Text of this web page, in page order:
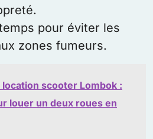
pour éviter les
zones fumeurs.
location scooter Lombok :
louer un deux roues en